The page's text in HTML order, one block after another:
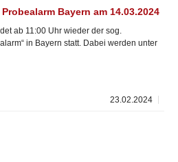
Bayern am 14.03.2024
ab 11:00 Uhr wieder der sog.
in Bayern statt. Dabei werden unter
23.02.2024